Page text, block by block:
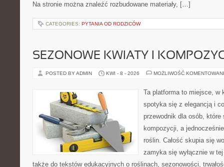
Na stronie można znaleźć rozbudowane materiały, […]
CATEGORIES: PYTANIA OD RODZICÓW
SEZONOWE KWIATY I
POSTED BY ADMIN KWI - 8 - 2026 MOŻLIWOŚĆ
Ta platforma to miejsce, w
spotyka się z elegancją i
przewodnik dla osób, które
kompozycji, a
roślin. Całość skupia się
zamyka się wyłącznie w
także do tekstów edukacyjnych o roślinach, sezonowości,